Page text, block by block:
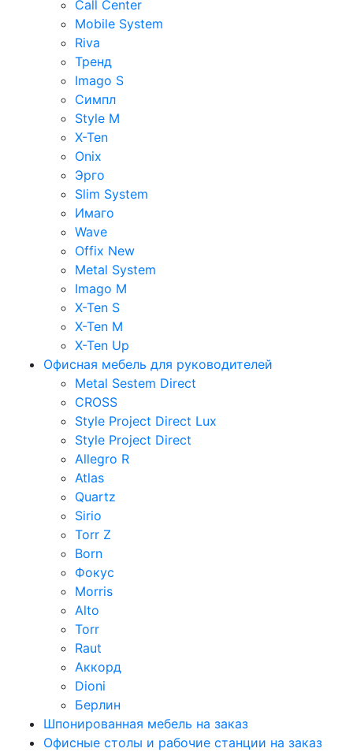
Call Center
Mobile System
Riva
Тренд
Imago S
Симпл
Style M
X-Ten
Onix
Эрго
Slim System
Имаго
Wave
Offix New
Metal System
Imago M
X-Ten S
X-Ten M
X-Ten Up
Офисная мебель для руководителей
Metal Sestem Direct
CROSS
Style Project Direct Lux
Style Project Direct
Allegro R
Atlas
Quartz
Sirio
Torr Z
Born
Фокус
Morris
Alto
Torr
Raut
Аккорд
Dioni
Берлин
Шпонированная мебель на заказ
Офисные столы и рабочие станции на заказ